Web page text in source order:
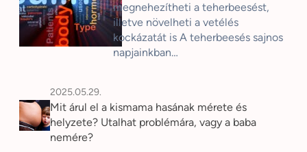
megnehezítheti a teherbeesést,
illetve növelheti a vetélés
kockázatát is A teherbeesés sajnos
napjainkban…
2025.05.29.
Mit árul el a kismama hasának mérete és
helyzete? Utalhat problémára, vagy a baba
nemére?